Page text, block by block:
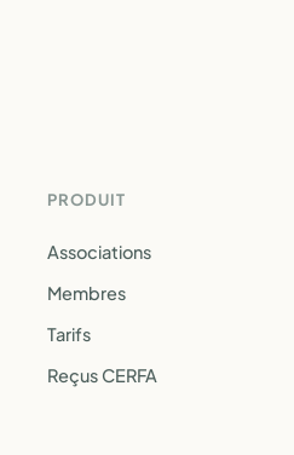
PRODUIT
Associations
Membres
Tarifs
Reçus CERFA